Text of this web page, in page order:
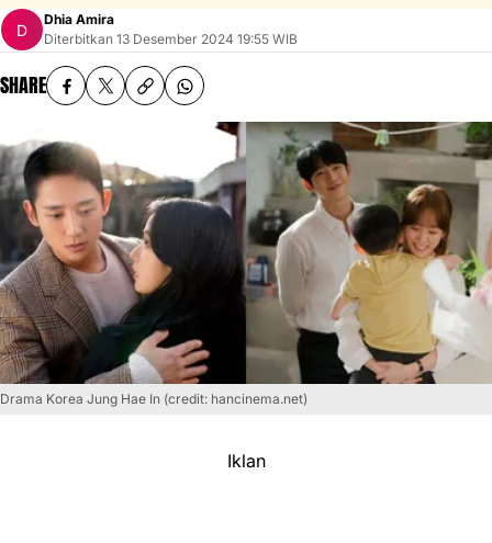
Dhia Amira
Diterbitkan 13 Desember 2024 19:55 WIB
SHARE
Drama Korea Jung Hae In (credit: hancinema.net)
Iklan